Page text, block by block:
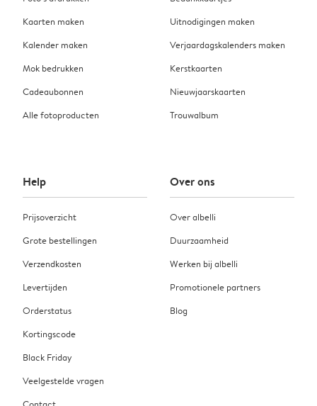
Kaarten maken
Kalender maken
Mok bedrukken
Cadeaubonnen
Alle fotoproducten
Uitnodigingen maken
Verjaardagskalenders maken
Kerstkaarten
Nieuwjaarskaarten
Trouwalbum
Help
Prijsoverzicht
Grote bestellingen
Verzendkosten
Levertijden
Orderstatus
Kortingscode
Black Friday
Veelgestelde vragen
Over ons
Over albelli
Duurzaamheid
Werken bij albelli
Promotionele partners
Blog